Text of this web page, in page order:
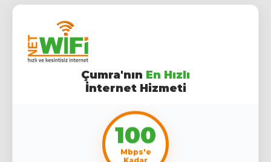
Çumra'nın En Hızlı
İnternet Hizmeti
100
Mbps'e
Kadar